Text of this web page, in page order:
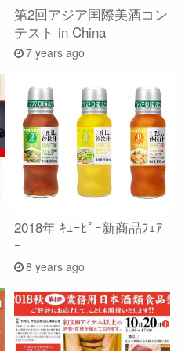
へ
第2回アジア国際美酒コン
テスト in China
7 years ago
2018年 ｷｭｰﾋﾟｰ新商品ﾌｪｱ
ｰ
8 years ago